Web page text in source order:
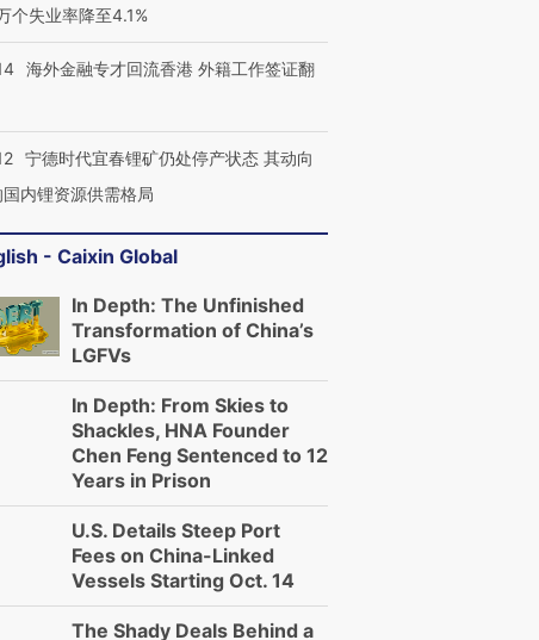
个失业率降至4.1%
海外金融专才回流香港 外籍工作签证翻
宁德时代宜春锂矿仍处停产状态 其动向
内锂资源供需格局
- Caixin Global
In Depth: The Unfinished
Transformation of China’s
LGFVs
In Depth: From Skies to
Shackles, HNA Founder
Chen Feng Sentenced to 12
Years in Prison
U.S. Details Steep Port
Fees on China-Linked
Vessels Starting Oct. 14
The Shady Deals Behind a